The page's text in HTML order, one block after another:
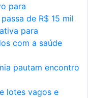
para
de R$ 15 mil
para
com a saúde
pautam encontro
lotes vagos e